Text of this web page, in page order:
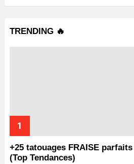
TRENDING 🔥
+25 tatouages ​​FRAISE
(Top Tendances)